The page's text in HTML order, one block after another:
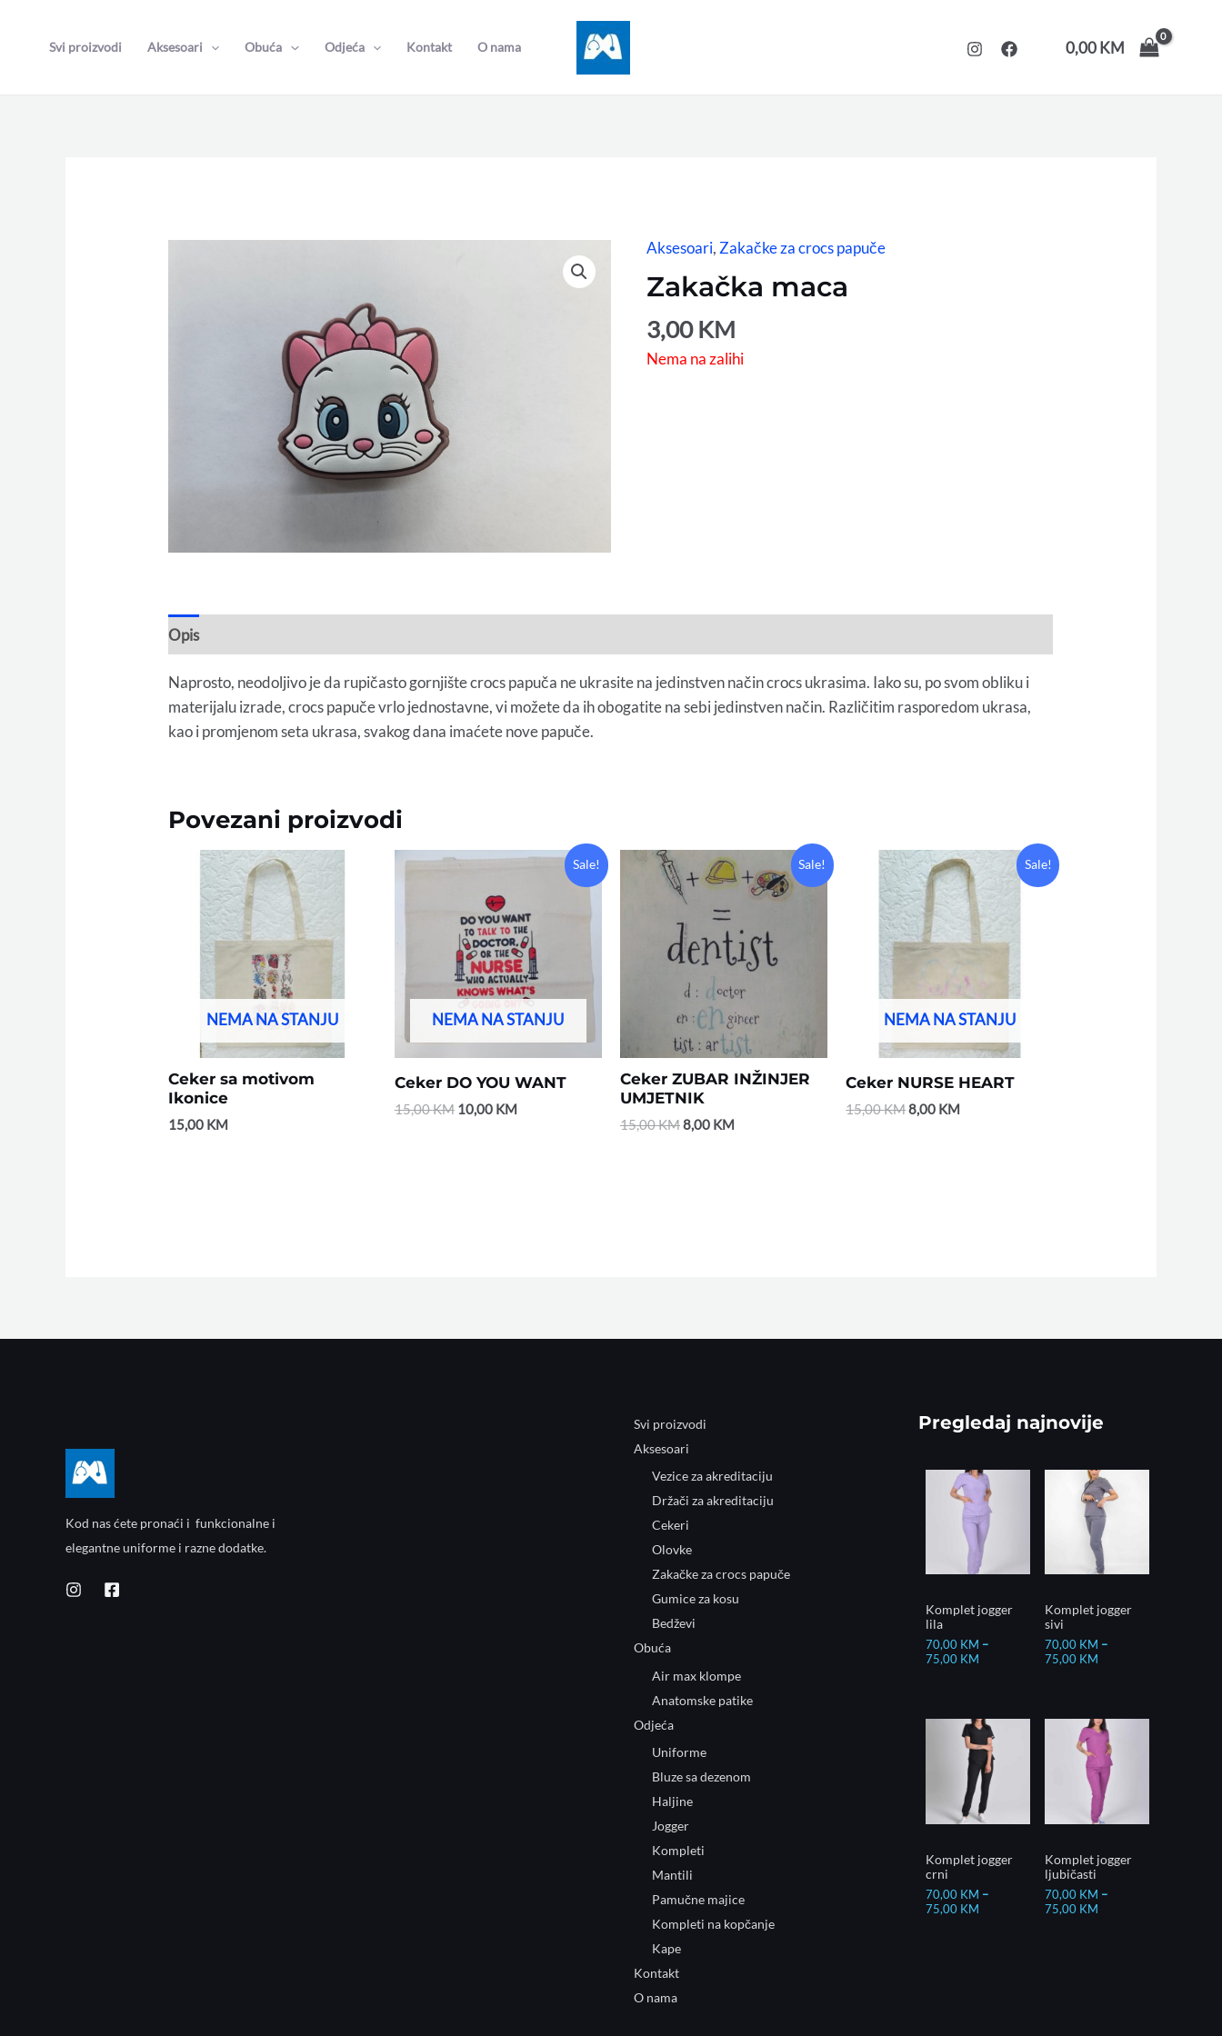
Svi proizvodi Aksesoari Obuća Odjeća Kontakt O nama 0,00KM
Aksesoari, Zakačke za crocs papuče
Zakačka maca
3,00 KM
Nema na zalihi
Opis
Naprosto, neodoljivo je da rupičasto gornjište crocs papuča ne ukrasite na jedinstven način crocs ukrasima. Iako su, po svom obliku i
materijalu izrade, crocs papuče vrlo jednostavne, vi možete da ih obogatite na sebi jedinstven način. Različitim rasporedom ukrasa,
kao i promjenom seta ukrasa, svakog dana imaćete nove papuče.
Povezani proizvodi
NEMA NA STANJU
Ceker sa motivom
Ikonice
15,00 KM
Sale!
NEMA NA STANJU
Ceker DO YOU WANT
15,00KM
Original
15,00 KM.
10,00 KM
Current
10,00 KM.
Sale!
Ceker ZUBAR INŽINJER
UMJETNIK
15,00KM
Original
price
was:
15,00 KM.
8,00 KM
Current
price
is:
Sale!
NEMA NA STANJU
Ceker NURSE HEART
15,00KM
Original
price
was:
15,00 KM.
8,00 KM
Current
price
is:
8,00 KM.
Kod nas ćete pronaći i funkcionalne i
elegantne uniforme i razne dodatke.
Svi proizvodi
Aksesoari
Vezice za akreditaciju
Držači za akreditaciju
Cekeri
Olovke
Zakačke za crocs papuče
Gumice za kosu
Bedževi
Obuća
Air max klompe
Anatomske patike
Odjeća
Uniforme
Bluze sa dezenom
Haljine
Jogger
Kompleti
Mantili
Pamučne majice
Kompleti na kopčanje
Kape
Kontakt
O nama
Pregledaj najnovije
Komplet jogger
lila
70,00 KM –
75,00 KM
Komplet jogger
sivi
70,00 KM –
75,00 KM
Komplet jogger
crni
70,00 KM –
75,00 KM
Komplet jogger
ljubičasti
70,00 KM –
75,00 KM